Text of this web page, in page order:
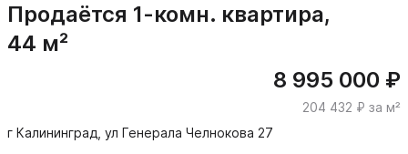
Продаётся 1-комн. квартира,
44 м²
8 995 000 ₽
204 432 ₽ за м²
г Калининград, ул Генерала Челнокова 27